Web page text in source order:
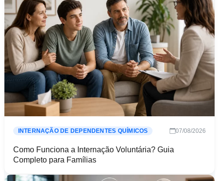
INTERNAÇÃO DE DEPENDENTES QUÍMICOS 07/08/2026
Como Funciona a Internação Voluntária? Guia
Completo para Famílias